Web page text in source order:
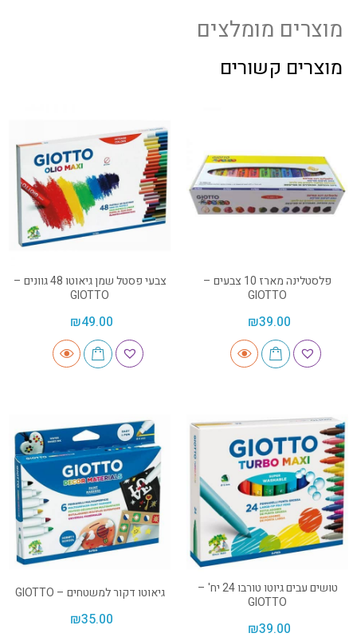
מוצרים מומלצים
מוצרים קשורים
פלסטלינה מארז 10 צבעים –
GIOTTO
₪39.00
צבעי פסטל שמן גיאוטו 48 גוונים –
GIOTTO
₪49.00
טושים עבים גיוטו טורבו 24 יח' –
GIOTTO
₪39.00
גיאוטו דקור למשטחים – GIOTTO
₪35.00